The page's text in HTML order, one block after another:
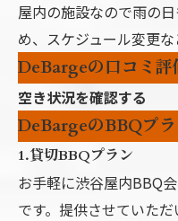
屋内の施設なので雨の
め、スケジュール変更
DeBargeの口コミ評
空き状況を確認する
DeBargeのBBQプ
1.貸切BBQプラン
お手軽に渋谷屋内BBQ
です。提供させていた